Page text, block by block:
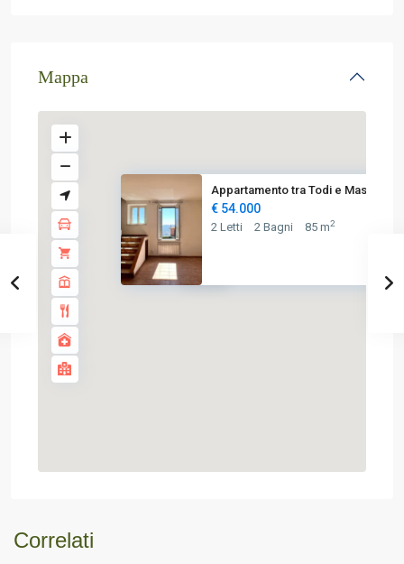
Mappa
Appartamento tra Todi e Massa ...
€ 54.000
2 Letti 2 Bagni 85 m2
Correlati